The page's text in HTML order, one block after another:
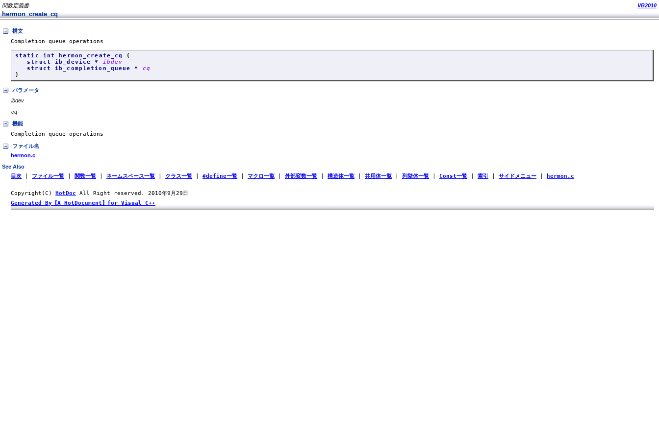
関数定義書 VB2010
hermon_create_cq
構文
Completion queue operations
static int hermon_create_cq
(
struct ib_device * ibdev
struct ib_completion_queue * cq
)
パラメータ
ibdev
cq
機能
Completion queue operations
ファイル名
hermon.c
See Also
目次 ファイル一覧 関数一覧 ネームスペース一覧 クラス一覧 #define一覧 マクロ一覧 外部変数一覧 構造体一覧 共用体一覧 列挙体一覧 Const一覧 索引 サイドメニュー hermon.c
Copyright(C) HotDoc All Right reserved. 2010年9月29日
Generated By【A HotDocument】for Visual C++